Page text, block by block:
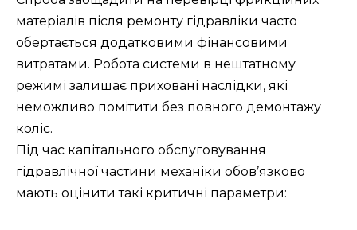
матеріалів після ремонту гідравліки часто
обертається додатковими фінансовими
витратами. Робота системи в нештатному
режимі залишає приховані наслідки, які
неможливо помітити без повного демонтажу
коліс.
Під час капітального обслуговування
гідравлічної частини механіки обов’язково
мають оцінити такі критичні параметри: